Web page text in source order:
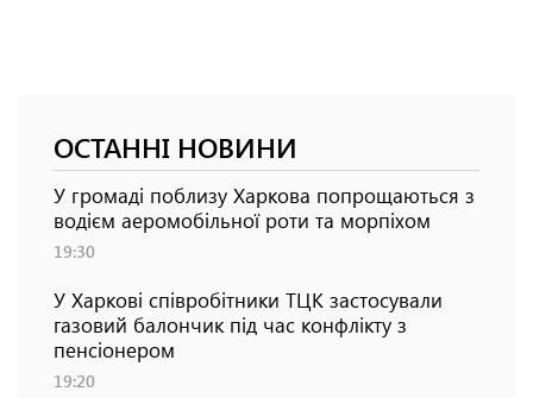
ОСТАННІ НОВИНИ
У громаді поблизу Харкова попрощаються з
водієм аеромобільної роти та морпіхом
19:30
У Харкові співробітники ТЦК застосували
газовий балончик під час конфлікту з
пенсіонером
19:20